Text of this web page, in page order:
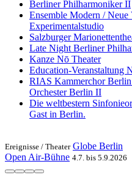
Berliner Philharmoniker II
Ensemble Modern / Neue
Experimentalstudio
Salzburger
Late Night Berliner
Kanze Nō Theater
Education-Veranstaltung
RIAS Kammerchor
Orchester Berlin II
Die weltbestern
Gast in Berlin.
Ereignisse / Theater Globe Berlin
Open Air-Bühne 4.7. bis 5.9.2026